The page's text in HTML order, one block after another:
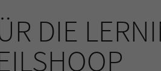
DIE